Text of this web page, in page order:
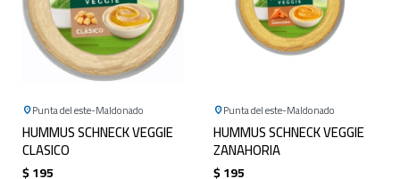
Punta del este Maldonado
HUMMUS SCHNECK VEGGIE
CLASICO
$195
Punta del este Maldonado
HUMMUS SCHNECK VEGGIE
ZANAHORIA
$195